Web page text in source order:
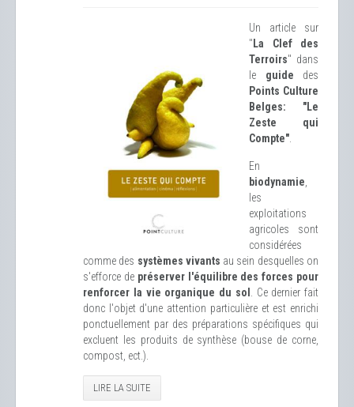
Un article sur
" La Clef des
Terroirs" dans
le guide des
Points Culture
Belges: "Le
Zeste qui
Compte"
En
biodynamie
les
exploitations
agricoles sont
considérées
comme des systèmes vivants au sein desquelles on
s'efforce de préserver l'équilibre des forces pour
renforcer la vie organique du sol
. Ce dernier fait
donc l'objet d'une attention particulière et est enrichi
ponctuellement par des préparations spécifiques qui
excluent les produits de synthèse (bouse de corne,
compost, ect.).
LIRE LA SUITE